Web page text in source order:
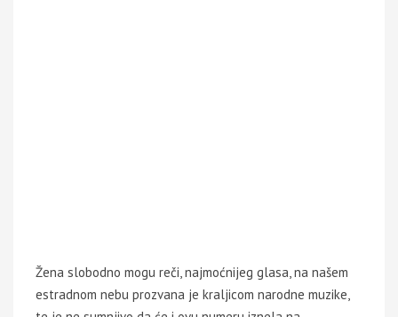
Žena slobodno mogu reči, najmoćnijeg glasa, na našem
estradnom nebu prozvana je kraljicom narodne muzike,